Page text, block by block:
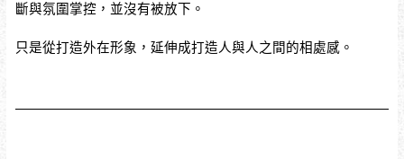
斷與氛圍掌控，並沒有被放下。
只是從打造外在形象，延伸成打造人與人之間的相處感。